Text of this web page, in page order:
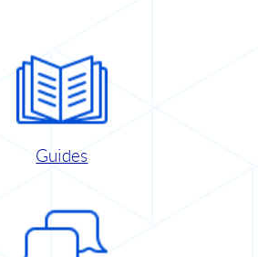
Guides